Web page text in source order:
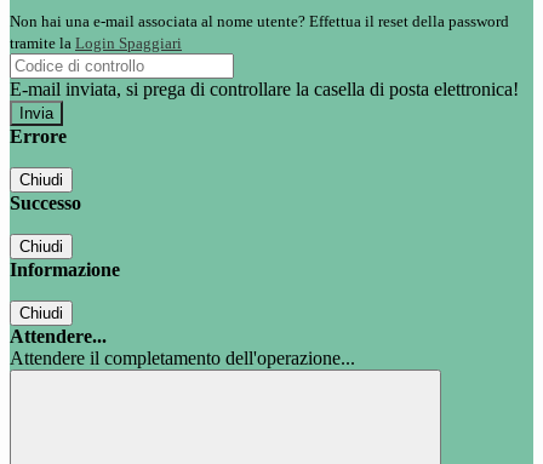
Non hai una e-mail associata al nome utente? Effettua il reset della password
tramite la Login Spaggiari
E-mail inviata, si prega di controllare la casella di posta elettronica!
Errore
Chiudi
Successo
Chiudi
Informazione
Chiudi
Attendere...
Attendere il completamento dell'operazione...